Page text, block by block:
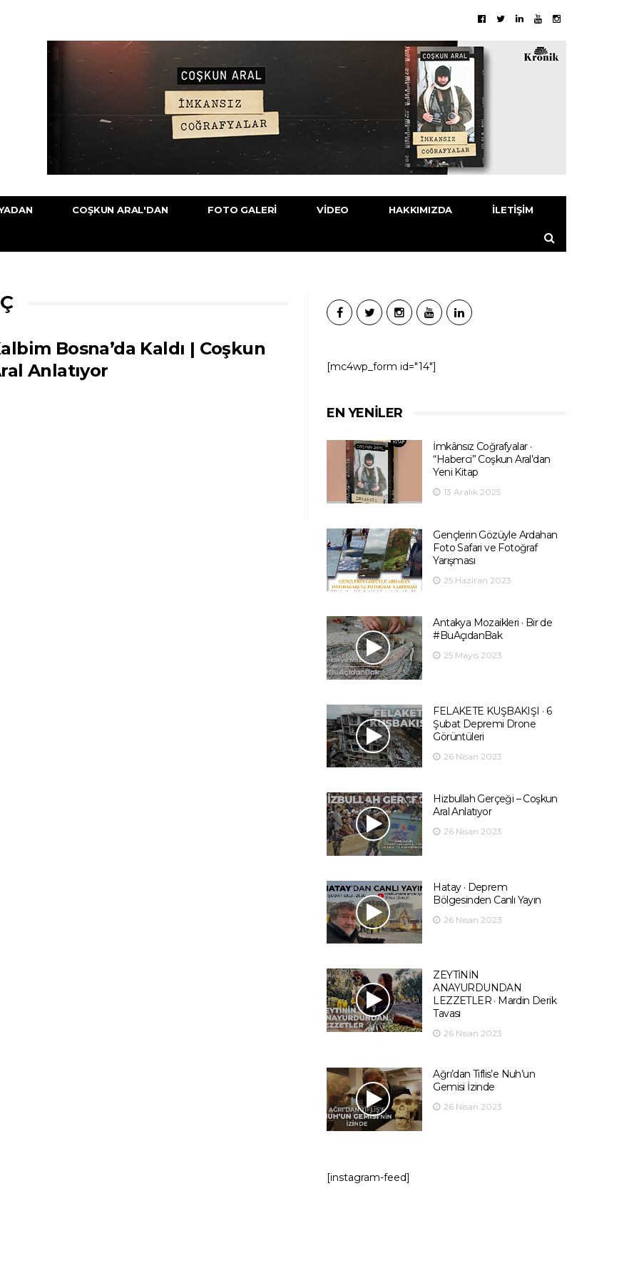
COŞKUN ARAL'DAN FOTO GALERI VIDEO HAKKIMIZDA İLETIŞIM
Bosna’da Kaldı | Coşkun
Anlatıyor
[mc4wp_form id="14"]
EN YENILER
İmkânsız Coğrafyalar ·
“Haberci” Coşkun Aral’dan
Yeni Kitap
13 Aralık 2025
Gençlerin Gözüyle Ardahan
Foto Safari ve Fotoğraf
Yarışması
25 Haziran 2023
Antakya Mozaikleri · Bir de
#BuAçıdanBak
25 Mayıs 2023
FELAKETE KUŞBAKIŞI · 6
Şubat Depremi Drone
Görüntüleri
26 Nisan 2023
Hizbullah Gerçeği – Coşkun
Aral Anlatıyor
26 Nisan 2023
Hatay · Deprem
Bölgesinden Canlı Yayın
26 Nisan 2023
ZEYTİNİN
ANAYURDUNDAN
LEZZETLER · Mardin Derik
Tavası
26 Nisan 2023
Ağrı’dan Tiflis’e Nuh’un
Gemisi İzinde
26 Nisan 2023
[instagram-feed]